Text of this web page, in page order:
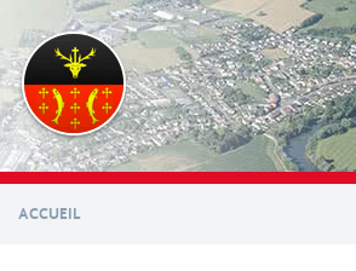
contenu
principal
ACCUEIL